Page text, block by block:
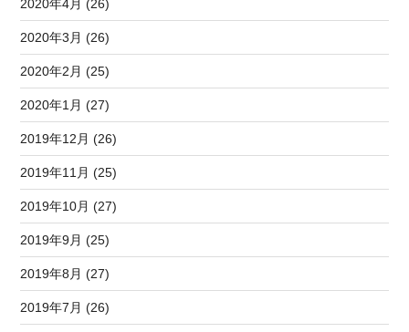
2020年4月 (26)
2020年3月 (26)
2020年2月 (25)
2020年1月 (27)
2019年12月 (26)
2019年11月 (25)
2019年10月 (27)
2019年9月 (25)
2019年8月 (27)
2019年7月 (26)